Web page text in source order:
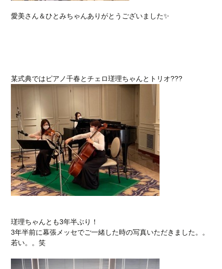
愛美さん＆ひとみちゃんありがとうございました✨
某式典ではピアノ千春とチェロ瑳理ちゃんとトリオ???
瑳理ちゃんとも3年半ぶり！
3年半前に幕張メッセでご一緒した時の写真いただきました。。
若い。。笑